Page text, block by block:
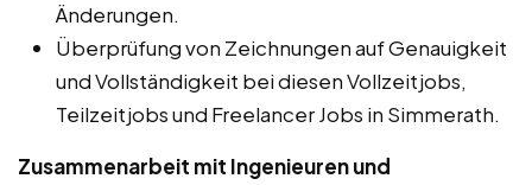
Änderungen.
Überprüfung von Zeichnungen auf Genauigkeit
und Vollständigkeit bei diesen Vollzeitjobs,
Teilzeitjobs und Freelancer Jobs in Simmerath.
Zusammenarbeit mit Ingenieuren und